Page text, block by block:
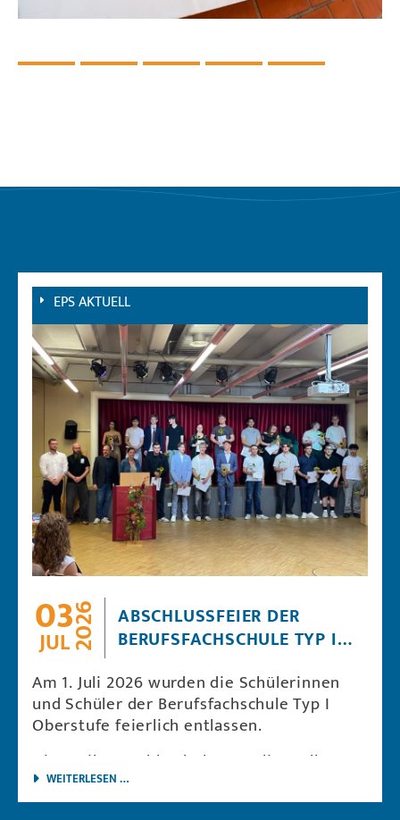
EPS AKTUELL
03
JUL2026 ABSCHLUSSFEIER DER
BERUFSFACHSCHULE TYP I
Am 1. Juli 2026 wurden die Schülerinnen
und Schüler der Berufsfachschule Typ I
Oberstufe feierlich entlassen.
Die Emil-Possehl-Schule gratuliert allen
Absolventinnen und Absolventen ganz
herzlich zu den bestandenen Prüfungen
WEITERLESEN …ABSCHLUSSFEIER DER BERUFSFACHSCHULE TYP I